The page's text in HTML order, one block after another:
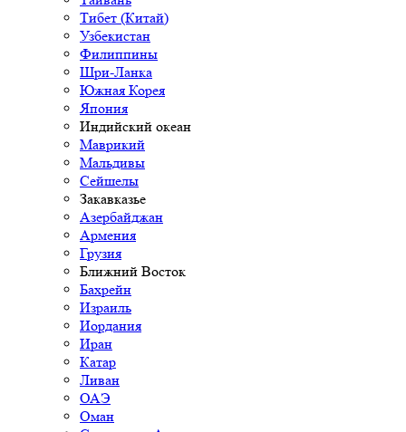
Тибет (Китай)
Узбекистан
Филиппины
Шри-Ланка
Южная Корея
Япония
Индийский океан
Маврикий
Мальдивы
Сейшелы
Закавказье
Азербайджан
Армения
Грузия
Ближний Восток
Бахрейн
Израиль
Иордания
Иран
Катар
Ливан
ОАЭ
Оман